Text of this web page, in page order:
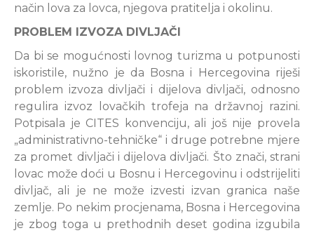
način lova za lovca, njegova pratitelja i okolinu.
PROBLEM IZVOZA DIVLJAČI
Da bi se mogućnosti lovnog turizma u potpunosti
iskoristile, nužno je da Bosna i Hercegovina riješi
problem izvoza divljači i dijelova divljači, odnosno
regulira izvoz lovačkih trofeja na državnoj razini.
Potpisala je CITES konvenciju, ali još nije provela
„administrativno-tehničke“ i druge potrebne mjere
za promet divljači i dijelova divljači. Što znači, strani
lovac može doći u Bosnu i Hercegovinu i odstrijeliti
divljač, ali je ne može izvesti izvan granica naše
zemlje. Po nekim procjenama, Bosna i Hercegovina
je zbog toga u prethodnih deset godina izgubila